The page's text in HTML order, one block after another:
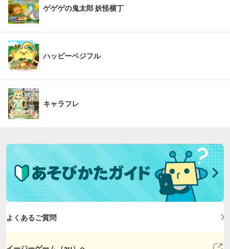
ゲゲゲの鬼太郎 妖怪横丁
ハッピーベジフル
キャラフレ
よくあるご質問